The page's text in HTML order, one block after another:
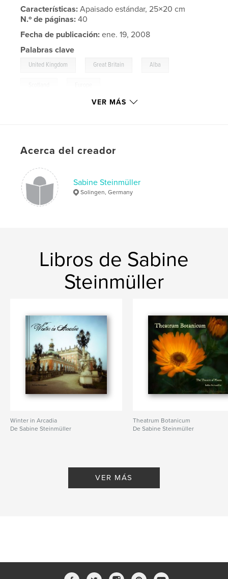
Características:Apaisado estándar, 25×20 cm
N.º de páginas:40
Fecha de publicación: ene. 19, 2008
Palabras clave
United Kingdom Great Britain Alba
VER MÁS
Acerca del creador
Sabine Steinmüller
Solingen, Germany
Libros de Sabine
Steinmüller
Winter in Arcadia
De Sabine Steinmüller
Theatrum Botanicum
De Sabine Steinmüller
VER MÁS